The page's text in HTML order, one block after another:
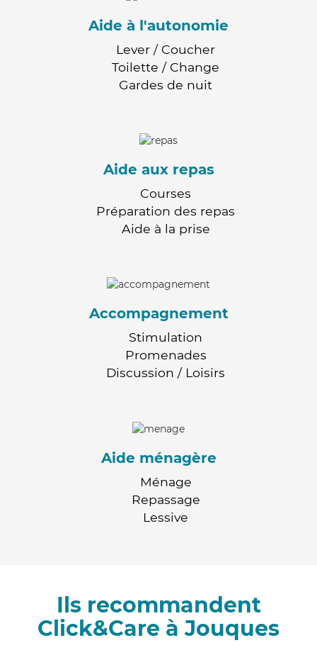
Aide à l'autonomie
Lever / Coucher
Toilette / Change
Gardes de nuit
Aide aux repas
Courses
Préparation des repas
Aide à la prise
Accompagnement
Stimulation
Promenades
Discussion / Loisirs
Aide ménagère
Ménage
Repassage
Lessive
Ils recommandent
Click&Care à Jouques